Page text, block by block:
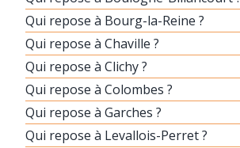
Qui repose à Bourg-la-Reine ?
Qui repose à Chaville ?
Qui repose à Clichy ?
Qui repose à Colombes ?
Qui repose à Garches ?
Qui repose à Levallois-Perret ?